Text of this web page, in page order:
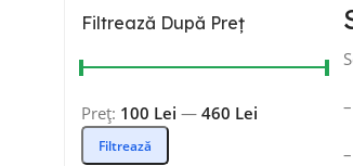
Filtrează După Preț
Filtrează
Preț: 100 Lei — 460 Lei